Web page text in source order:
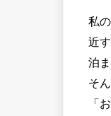
私
近
泊
そ
「